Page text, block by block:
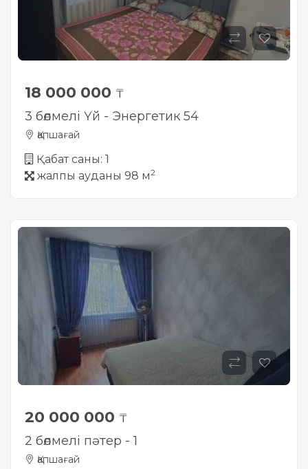
18 000 000 ₸
3 бөлмелі Үй - Энергетик 54
Қапшағай
Қабат саны: 1
жалпы ауданы 98 м2
20 000 000 ₸
2 бөлмелі пәтер - 1
Қапшағай